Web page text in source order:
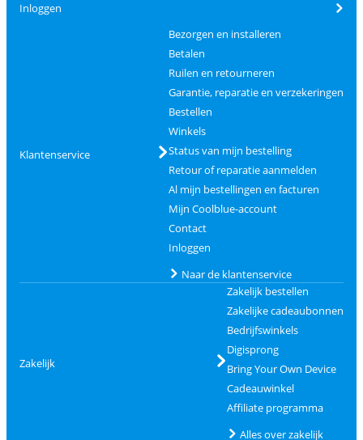
Inloggen
Klantenservice
Bezorgen en installeren
Betalen
Ruilen en retourneren
Garantie, reparatie en verzekeringen
Bestellen
Winkels
Status van mijn bestelling
Retour of reparatie aanmelden
Al mijn bestellingen en facturen
Mijn Coolblue-account
Contact
Inloggen
Naar de klantenservice
Zakelijk
Zakelijk bestellen
Zakelijke cadeaubonnen
Bedrijfswinkels
Digisprong
Bring Your Own Device
Cadeauwinkel
Affiliate programma
Alles over zakelijk